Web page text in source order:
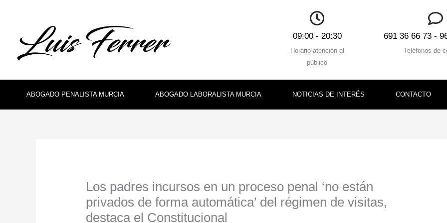
09:00 - 20:30
Horario atención al
público
691 36 66 73 -
Teléfonos de
ABOGADO PENALISTA MURCIA ABOGADO LABORALISTA MURCIA NOTICIAS DE INTERÉS CONTACTO
Los padres incursos en un proceso penal ‘no están
privados de forma automática’ del régimen de visitas,
destaca el Constitucional